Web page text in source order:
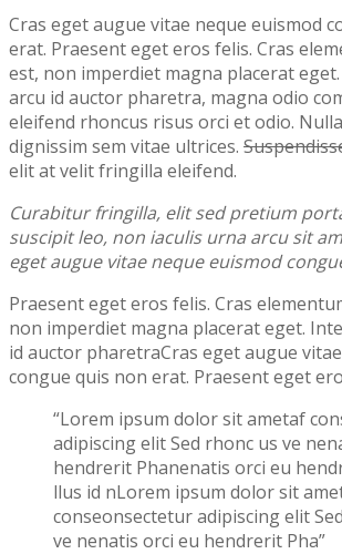
Cras eget augue vitae neque euismod
erat. Praesent eget eros felis. Cras
est, non imperdiet magna placerat
arcu id auctor pharetra, magna odio
eleifend rhoncus risus orci et odio.
dignissim sem vitae ultrices.
elit at velit fringilla eleifend.
Curabitur fringilla, elit sed pretium
suscipit leo, non iaculis urna arcu sit
eget augue vitae neque euismod
Praesent eget eros felis. Cras
non imperdiet magna placerat eget.
id auctor pharetraCras eget augue
congue quis non erat. Praesent eget
“Lorem ipsum dolor sit ametaf
adipiscing elit Sed rhonc us ve
hendrerit Phanenatis orci eu
llus id nLorem ipsum dolor sit
conseonsectetur adipiscing elit
ve nenatis orci eu hendrerit Pha”